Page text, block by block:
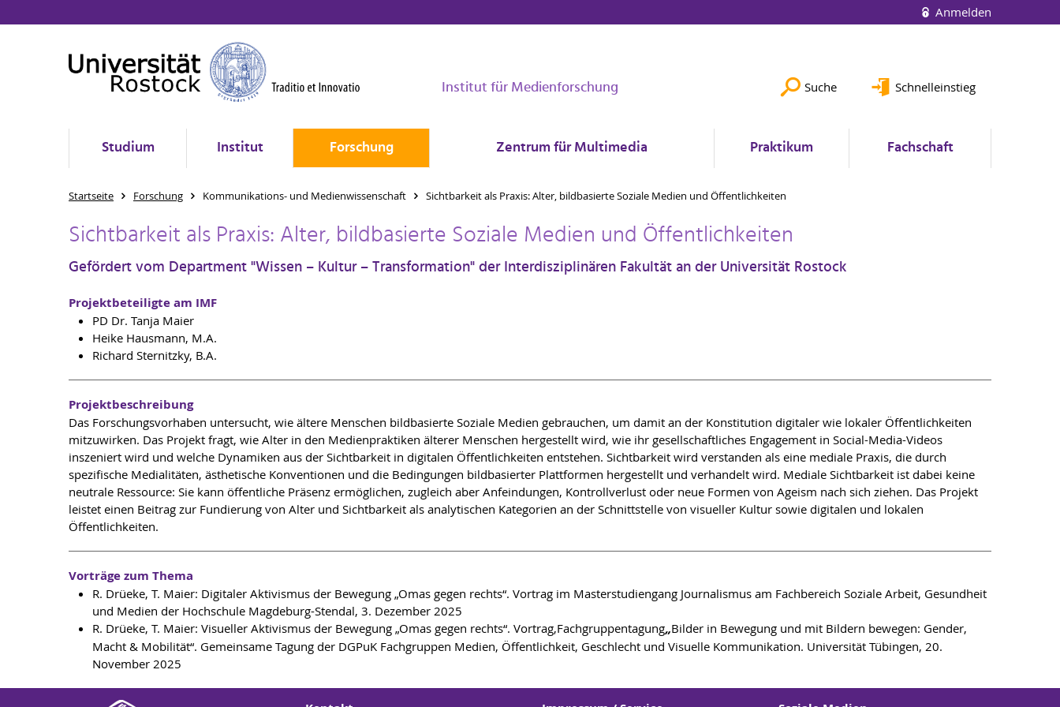
Anmelden
Institut für Medienforschung Suche Schnelleinstieg
Studium Institut Forschung Zentrum für Multimedia Praktikum Fachschaft
Startseite Forschung Kommunikations- und Medienwissenschaft Sichtbarkeit als Praxis: Alter, bildbasierte Soziale Medien und Öffentlichkeiten
Sichtbarkeit als Praxis: Alter, bildbasierte Soziale Medien und Öffentlichkeiten
Gefördert vom Department "Wissen – Kultur – Transformation" der Interdisziplinären Fakultät an der Universität Rostock
Projektbeteiligte am IMF
PD Dr. Tanja Maier
Heike Hausmann, M.A.
Richard Sternitzky, B.A.
Projektbeschreibung
Das Forschungsvorhaben untersucht, wie ältere Menschen bildbasierte Soziale Medien gebrauchen, um damit an der Konstitution digitaler wie lokaler Öffentlichkeiten
mitzuwirken. Das Projekt fragt, wie Alter in den Medienpraktiken älterer Menschen hergestellt wird, wie ihr gesellschaftliches Engagement in Social-Media-Videos
inszeniert wird und welche Dynamiken aus der Sichtbarkeit in digitalen Öffentlichkeiten entstehen. Sichtbarkeit wird verstanden als eine mediale Praxis, die durch
spezifische Medialitäten, ästhetische Konventionen und die Bedingungen bildbasierter Plattformen hergestellt und verhandelt wird. Mediale Sichtbarkeit ist dabei keine
neutrale Ressource: Sie kann öffentliche Präsenz ermöglichen, zugleich aber Anfeindungen, Kontrollverlust oder neue Formen von Ageism nach sich ziehen. Das Projekt
leistet einen Beitrag zur Fundierung von Alter und Sichtbarkeit als analytischen Kategorien an der Schnittstelle von visueller Kultur sowie digitalen und lokalen
Öffentlichkeiten.
Vorträge zum Thema
R. Drüeke, T. Maier: Digitaler Aktivismus der Bewegung „Omas gegen rechts“. Vortrag im Masterstudiengang Journalismus am Fachbereich Soziale Arbeit, Gesundheit
und Medien der Hochschule Magdeburg-Stendal, 3. Dezember 2025
R. Drüeke, T. Maier: Visueller Aktivismus der Bewegung „Omas gegen rechts“. Vortrag,Fachgruppentagung„Bilder in Bewegung und mit Bildern bewegen: Gender,
Macht & Mobilität“. Gemeinsame Tagung der DGPuK Fachgruppen Medien, Öffentlichkeit, Geschlecht und Visuelle Kommunikation. Universität Tübingen, 20.
November 2025